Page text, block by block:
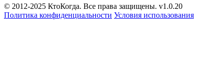
© 2012-2025 КтоКогда. Все права защищены. v1.0.20
Политика конфиденциальности Условия использования